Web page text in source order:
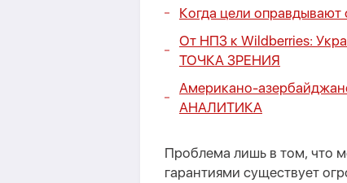
Когда цели оправдывают
От НПЗ к Wildberries:
ТОЧКА ЗРЕНИЯ
Американо-
АНАЛИТИКА
Проблема лишь в том, что
гарантиями существует